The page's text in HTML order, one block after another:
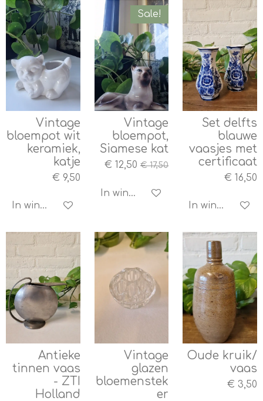
Vintage
bloempot wit
keramiek,
katje
€ 9,50
In winkelwagen
Sale!
Vintage
bloempot,
Siamese kat
€ 12,50 € 17,50
In winkelwagen
Set delfts
blauwe
vaasjes met
certificaat
€ 16,50
In winkelwagen
Antieke
tinnen vaas
- ZTI
Holland
Vintage
glazen
bloemenstek
er
Oude kruik/
vaas
€ 3,50